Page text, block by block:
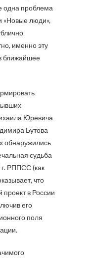
одна проблема
«Новые люди»,
именно эту
ближайшее
Юревича
Бутова
обнаружились
судьба
РППСС (как
что
в России
его
поля